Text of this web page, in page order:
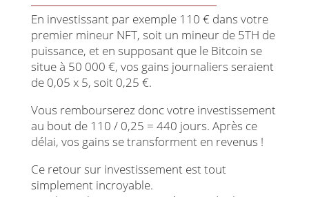
En investissant par exemple 110 € dans votre
premier mineur NFT, soit un mineur de 5TH de
puissance, et en supposant que le Bitcoin se
situe à 50 000 €, vos gains journaliers seraient
de 0,05 x 5, soit 0,25 €.
Vous rembourserez donc votre investissement
au bout de 110 / 0,25 = 440 jours. Après ce
délai, vos gains se transforment en revenus !
Ce retour sur investissement est tout
simplement incroyable.